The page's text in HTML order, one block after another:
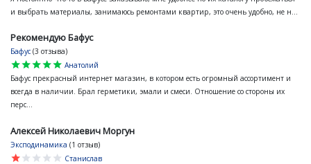
и выбрать материалы, занимаюсь ремонтами квартир, это очень удобно, не н...
Рекомендую Бафус
Бафус (3 отзыва)
star
star
star
star
star
Анатолий
Бафус прекрасный интернет магазин, в котором есть огромный ассортимент и
всегда в наличии. Брал герметики, эмали и смеси. Отношение со стороны их
перс...
Алексей Николаевич Моргун
Эксподинамика (1 отзыв)
star
star
star
star
star
Станислав